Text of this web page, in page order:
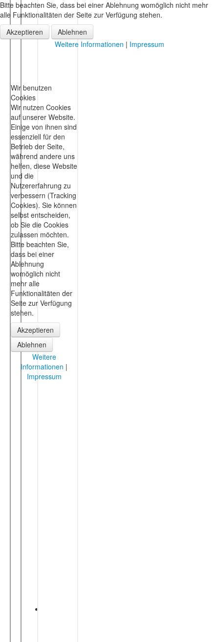
Bitte beachten Sie, dass bei einer Ablehnung womöglich nicht mehr
alle Funktionalitäten der Seite zur Verfügung stehen.
Akzeptieren
Ablehnen
Weitere Informationen | Impressum